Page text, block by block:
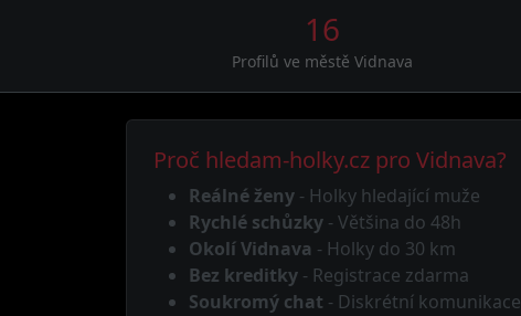
16
Profilů ve městě Vidnava
Proč hledam-holky.cz pro Vidnava?
Reálné ženy - Holky hledající muže
Rychlé schůzky - Většina do 48h
Okolí Vidnava - Holky do 30 km
Bez kreditky - Registrace zdarma
Soukromý chat - Diskrétní komunikace